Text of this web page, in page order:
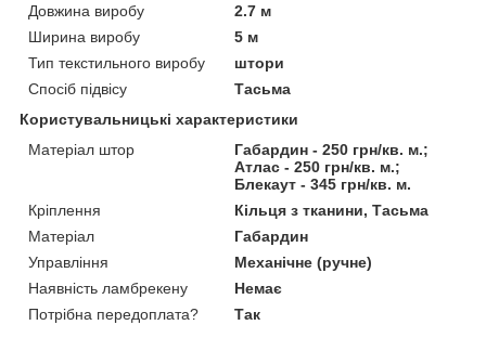
Довжина виробу
2.7 м
Ширина виробу
5 м
Тип текстильного виробу
штори
Спосіб підвісу
Тасьма
Користувальницькі характеристики
Матеріал штор
Габардин - 250 грн/кв. м.;
Атлас - 250 грн/кв. м.;
Блекаут - 345 грн/кв. м.
Кріплення
Кільця з тканини, Тасьма
Матеріал
Габардин
Управління
Механічне (ручне)
Наявність ламбрекену
Немає
Потрібна передоплата?
Так